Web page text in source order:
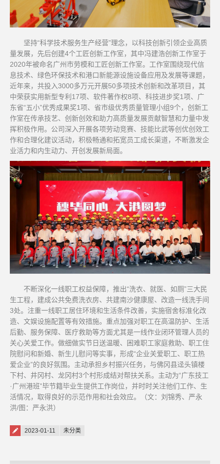
坚持“科学技术服务生产经营”理念，以科技创新引领企业高质
量发展，先后创建4个工匠创新工作室，其中冯建浩创新工作室于
2020年被命名广州市劳模和工匠创新工作室。工作室围绕现代信
息技术、绿色环保技术和港口新能源设施设备应用及发展等课题，
近年来，共投入3000多万元开展50多项技术创新和改革项目，其
中荣获实用新型专利17项、软件著作权8项、科技进步奖1项、广
东省“五小”优秀成果奖1项、省市级优秀质量管理小组9个，创新工
作室在传承技艺、创新创效和助力高质量发展贡献智慧和力量中发
挥积极作用。公司深入开展各项劳动竞赛、技能比武等创优创效工
作和合理化建议活动，积极畅通和拓宽员工成长渠道，不断激发企
业活力和内生动力、开创发展新局面。
不断深化一线职工权益保障，推出“洗衣、就医、如厕”三大民
生工程，建成公共免费洗衣房、共建南沙健康屋、改造一线洗手间
3处。注重一线职工居住环境和生活条件改善，实施宿舍标准化改
造、文娱设施配置等有效措施。重点加强对职工在高温防护、生活
后勤、服务保障、医疗救助等方面尤其是一线作业闭环管理人员的
关心关爱工作。做细做实节日送温暖、困难职工家庭救助、职工住
院慰问和新婚、新生儿慰问等实事，形成“企业关爱职工、职工热
爱企业”的良好氛围。主动承担乡村振兴任务，与佛冈县迳头镇楼
下村、井冈村、龙冈村3个村形成结对帮扶关系。主动为“广东技工
·广州港班”毕节籍毕业生提供工作岗位，并时时关注他们工作、生
活情况，取得良好的示范作用和社会效应。（文：刘锦秀、严永
洪/图：严永洪）
Posted on
2023-01-11 未分类